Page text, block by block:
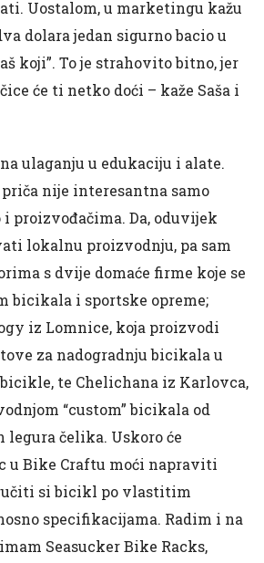
Uostalom, u marketingu kažu
dolara jedan sigurno bacio u
koji”. To je strahovito bitno, jer
će ti netko doći – kaže Saša i
ulaganju u edukaciju i alate.
nije interesantna samo
proizvođačima. Da, oduvijek
lokalnu proizvodnju, pa sam
s dvije domaće firme koje se
bicikala i sportske opreme;
iz Lomnice, koja proizvodi
za nadogradnju bicikala u
te Chelichana iz Karlovca,
“custom” bicikala od
čelika. Uskoro će
u Bike Craftu moći napraviti
si bicikl po vlastitim
specifikacijama. Radim i na
Seasucker Bike Racks,